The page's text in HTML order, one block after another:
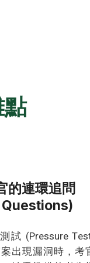
的連環追問
試 (Pressure
出現漏洞時，考